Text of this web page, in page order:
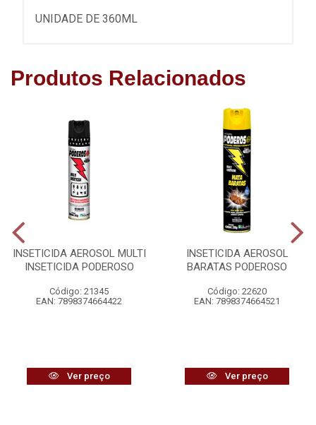
UNIDADE DE 360ML
Produtos Relacionados
INSETICIDA AEROSOL MULTI
INSETICIDA PODEROSO
Código: 21345
EAN: 7898374664422
Ver preço
INSETICIDA AEROSOL
BARATAS PODEROSO
Código: 22620
EAN: 7898374664521
Ver preço